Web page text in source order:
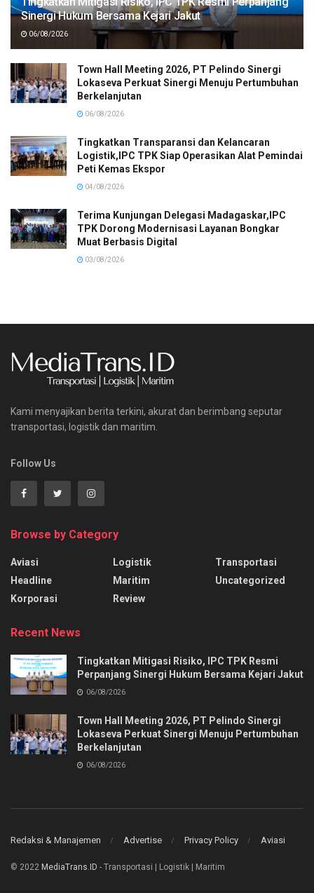
Sinergi Hukum Bersama Kejari Jakut
06/08/2026
Town Hall Meeting 2026, PT Pelindo Sinergi
Lokaseva Perkuat Sinergi Menuju Pertumbuhan
Berkelanjutan
06/08/2026
Tingkatkan Transparansi dan Kelancaran
Logistik,IPC TPK Siap Operasikan Alat Pemindai
Peti Kemas Ekspor
04/08/2026
Terima Kunjungan Delegasi Madagaskar,IPC
TPK Dorong Modernisasi Layanan Bongkar
Muat Berbasis Digital
03/08/2026
Kami menyajikan berita terkini, akurat dan berimbang seputar
transportasi, logistik dan maritim.
Follow Us
Browse by Category
Aviasi
Headline
Korporasi
Logistik
Maritim
Review
Transportasi
Uncategorized
Recent News
Tingkatkan Mitigasi Risiko, IPC TPK Resmi
Perpanjang Sinergi Hukum Bersama Kejari Jakut
06/08/2026
Town Hall Meeting 2026, PT Pelindo Sinergi
Lokaseva Perkuat Sinergi Menuju Pertumbuhan
Berkelanjutan
06/08/2026
Redaksi & Manajemen Advertise Privacy Policy Aviasi
© 2022 MediaTrans.ID - Transportasi | Logistik | Maritim